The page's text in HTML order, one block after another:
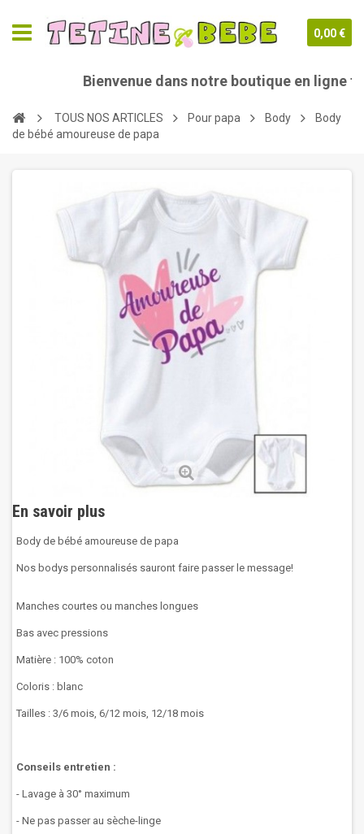
0,00 €
Bienvenue dans notre boutique en ligne
TOUS NOS ARTICLES Pour papa Body
Body
de bébé amoureuse de papa
En savoir plus
Body de bébé amoureuse de papa
Nos bodys personnalisés sauront faire passer le message!
Manches courtes ou manches longues
Bas avec pressions
Matière : 100% coton
Coloris : blanc
Tailles : 3/6 mois, 6/12 mois, 12/18 mois
Conseils entretien :
- Lavage à 30° maximum
- Ne pas passer au sèche-linge